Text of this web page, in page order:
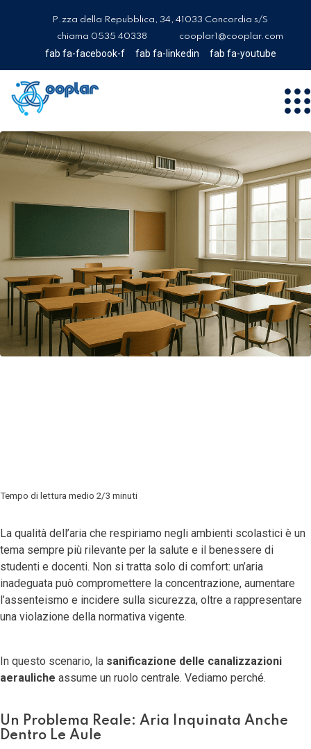
P.zza della Repubblica, 34, 41033 Concordia s/S
chiama 0535 40338
cooplar1@cooplar.com
fab fa-facebook-f fab fa-linkedin fab fa-youtube
Tempo di lettura medio 2/3 minuti
La qualità dell’aria che respiriamo negli ambienti scolastici è un
tema sempre più rilevante per la salute e il benessere di
studenti e docenti. Non si tratta solo di comfort: un’aria
inadeguata può compromettere la concentrazione, aumentare
l’assenteismo e incidere sulla sicurezza, oltre a rappresentare
una violazione della normativa vigente.
In questo scenario, la sanificazione delle canalizzazioni
aerauliche assume un ruolo centrale. Vediamo perché.
Un Problema Reale: Aria Inquinata Anche
Dentro Le Aule